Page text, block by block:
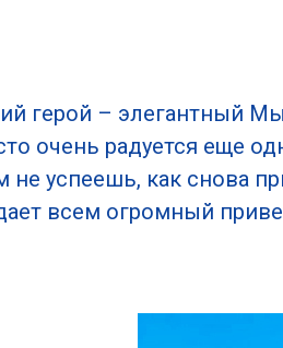
герой – элегантный
очень радуется еще
не успеешь, как снова
всем огромный